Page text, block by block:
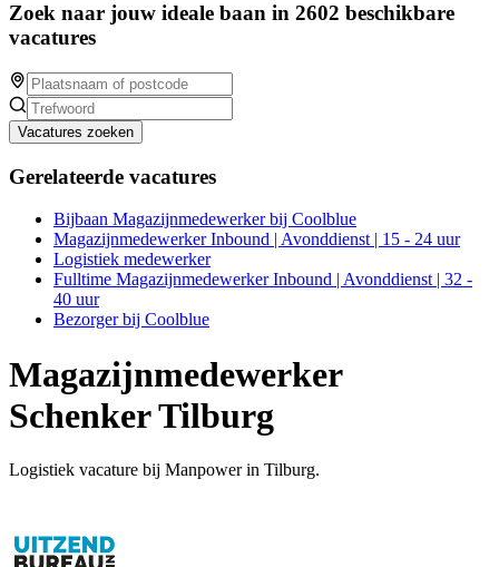
Zoek naar jouw ideale baan in 2602 beschikbare
vacatures
Vacatures zoeken
Gerelateerde vacatures
Bijbaan Magazijnmedewerker bij Coolblue
Magazijnmedewerker Inbound | Avonddienst | 15 - 24 uur
Logistiek medewerker
Fulltime Magazijnmedewerker Inbound | Avonddienst | 32 -
40 uur
Bezorger bij Coolblue
Magazijnmedewerker
Schenker Tilburg
Logistiek vacature bij Manpower in Tilburg.